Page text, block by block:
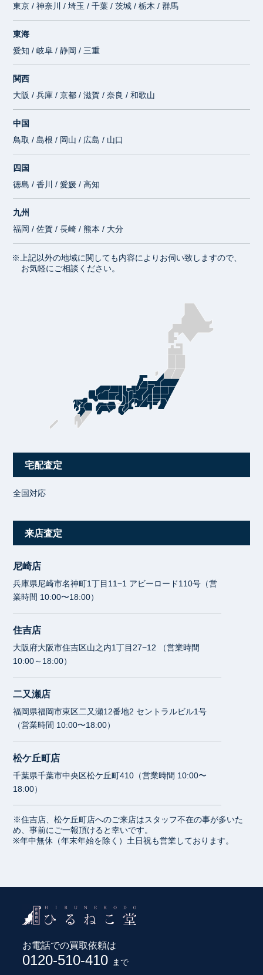
東京 / 神奈川 / 埼玉 / 千葉 / 茨城 / 栃木 / 群馬
東海
愛知 / 岐阜 / 静岡 / 三重
関西
大阪 / 兵庫 / 京都 / 滋賀 / 奈良 / 和歌山
中国
鳥取 / 島根 / 岡山 / 広島 / 山口
四国
徳島 / 香川 / 愛媛 / 高知
九州
福岡 / 佐賀 / 長崎 / 熊本 / 大分
※上記以外の地域に関しても内容によりお伺い致しますので、
お気軽にご相談ください。
宅配査定
全国対応
来店査定
尼崎店
兵庫県尼崎市名神町1丁目11−1 アビーロード110号（営
業時間 10:00〜18:00）
住吉店
大阪府大阪市住吉区山之内1丁目27−12 （営業時間
10:00～18:00）
二又瀬店
福岡県福岡市東区二又瀬12番地2 セントラルビル1号
（営業時間 10:00〜18:00）
松ケ丘町店
千葉県千葉市中央区松ケ丘町410（営業時間 10:00〜
18:00）
※住吉店、松ケ丘町店へのご来店はスタッフ不在の事が多いた
め、事前にご一報頂けると幸いです。
※年中無休（年末年始を除く）土日祝も営業しております。
お電話での買取依頼は
0120-510-410 まで